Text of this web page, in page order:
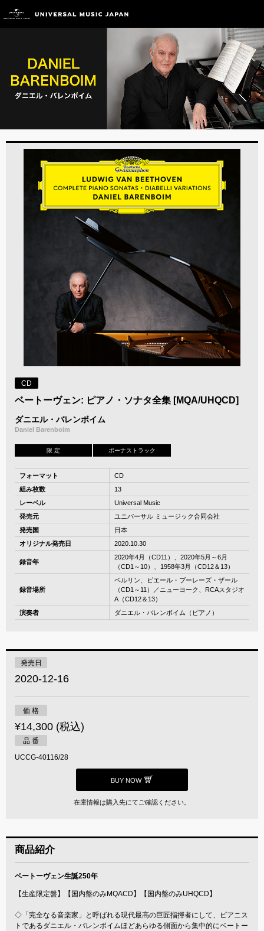
CD
ベートーヴェン: ピアノ・ソナタ全集 [MQA/UHQCD]
ダニエル・バレンボイム
Daniel Barenboim
限 定 ボーナストラック
フォーマット
CD
組み枚数
13
レーベル
Universal Music
発売元
ユニバーサル ミュージック合同会社
発売国
日本
オリジナル発売日
2020.10.30
録音年
2020年4月（CD11）、2020年5月～6月
（CD1～10）、1958年3月（CD12＆13）
録音場所
ベルリン、ピエール・ブーレーズ・ザール
（CD1～11）／ニューヨーク、RCAスタジオ
A（CD12＆13）
演奏者
ダニエル・バレンボイム（ピアノ）
発売日
2020-12-16
価 格
¥14,300 (税込)
品 番
UCCG-40116/28
BUY NOW
在庫情報は購入先にてご確認ください。
商品紹介
ベートーヴェン生誕250年
【生産限定盤】【国内盤のみMQACD】【国内盤のみUHQCD】
◇「完全なる音楽家」と呼ばれる現代最高の巨匠指揮者にして、ピアニス
トであるダニエル・バレンボイムほどあらゆる側面から集中的にベートー